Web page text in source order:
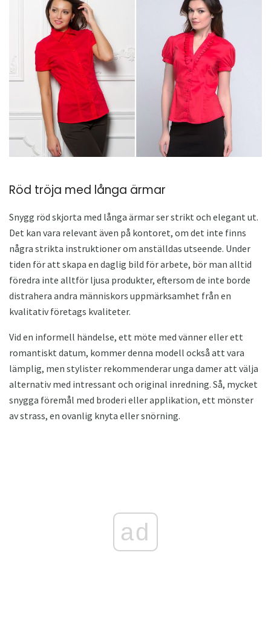
Röd tröja med långa ärmar
Snygg röd skjorta med långa ärmar ser strikt och elegant ut.
Det kan vara relevant även på kontoret, om det inte finns
några strikta instruktioner om anställdas utseende. Under
tiden för att skapa en daglig bild för arbete, bör man alltid
föredra inte alltför ljusa produkter, eftersom de inte borde
distrahera andra människors uppmärksamhet från en
kvalitativ företags kvaliteter.
Vid en informell händelse, ett möte med vänner eller ett
romantiskt datum, kommer denna modell också att vara
lämplig, men stylister rekommenderar unga damer att välja
alternativ med intressant och original inredning. Så, mycket
snygga föremål med broderi eller applikation, ett mönster
av strass, en ovanlig knyta eller snörning.
ad